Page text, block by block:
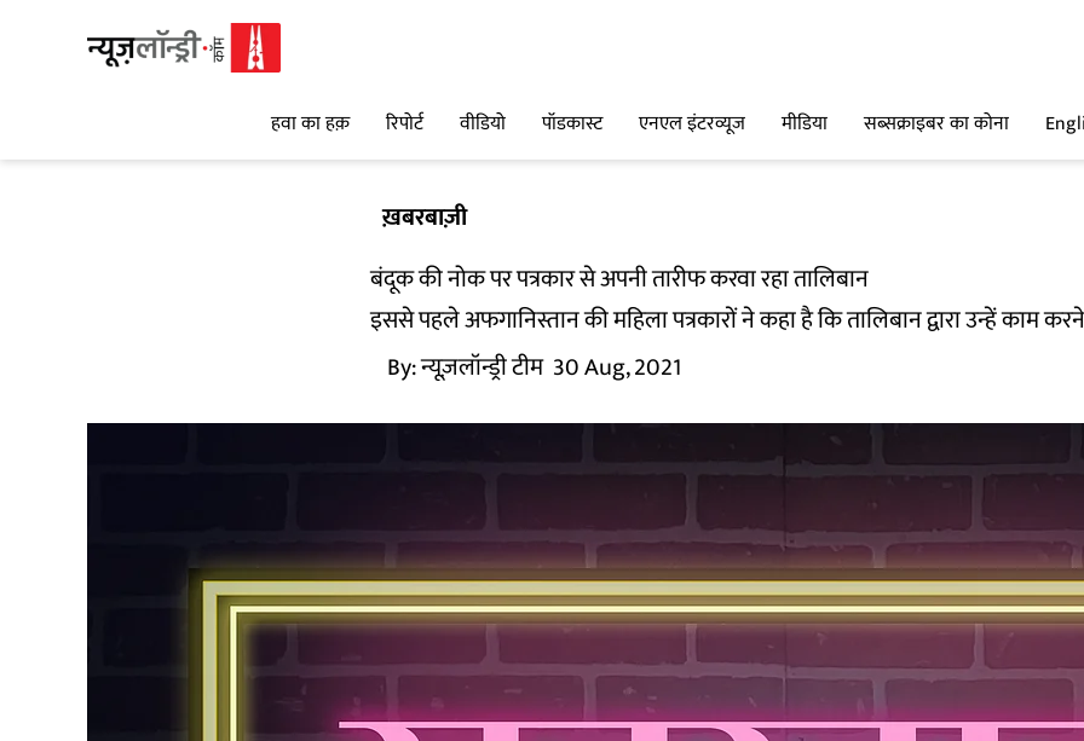
हवा का हक़ रिपोर्ट वीडियो पॉडकास्ट एनएल इंटरव्यूज मीडिया सब्सक्राइबर का कोना
ख़बरबाज़ी
बंदूक की नोक पर पत्रकार से अपनी तारीफ करवा रहा तालिबान
इससे पहले अफगानिस्तान की महिला पत्रकारों ने कहा है कि तालिबान द्वारा उन्हें काम
By:न्यूज़लॉन्ड्री टीम 30 Aug, 2021